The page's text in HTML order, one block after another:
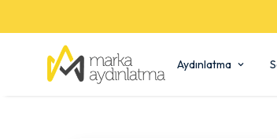
Aydınlatma